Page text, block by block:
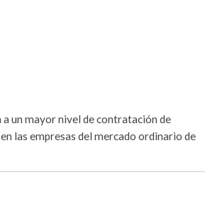
un mayor nivel de contratación de
las empresas del mercado ordinario de